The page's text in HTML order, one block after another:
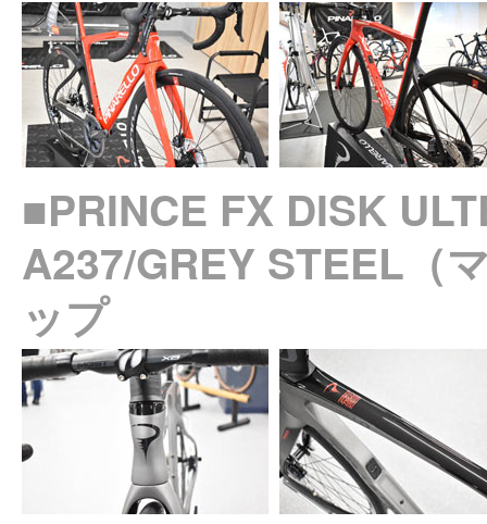
■PRINCE FX DISK
A237/GREY STEEL（
ップ